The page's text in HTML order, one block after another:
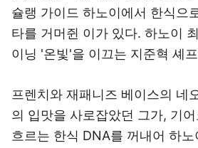
슐랭 가이드 하노이에서 한식으
타를 거머쥔 이가 있다. 하노이
이닝 '온빛'을 이끄는 지준혁 셰
프렌치와 재패니즈 베이스의 네
의 입맛을 사로잡았던 그가, 기
흐르는 한식 DNA를 꺼내어 하